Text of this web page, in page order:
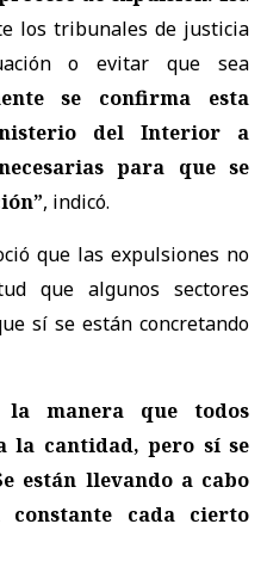
los tribunales de justicia
o evitar que sea
se confirma esta
del Interior a
para que se
, indicó.
que las expulsiones no
que algunos sectores
sí se están concretando
manera que todos
la cantidad, pero sí se
están llevando a cabo
cada cierto